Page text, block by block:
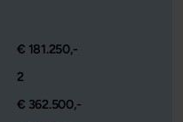
in meerdere delen met
€ 181.250,-
2
€ 362.500,-